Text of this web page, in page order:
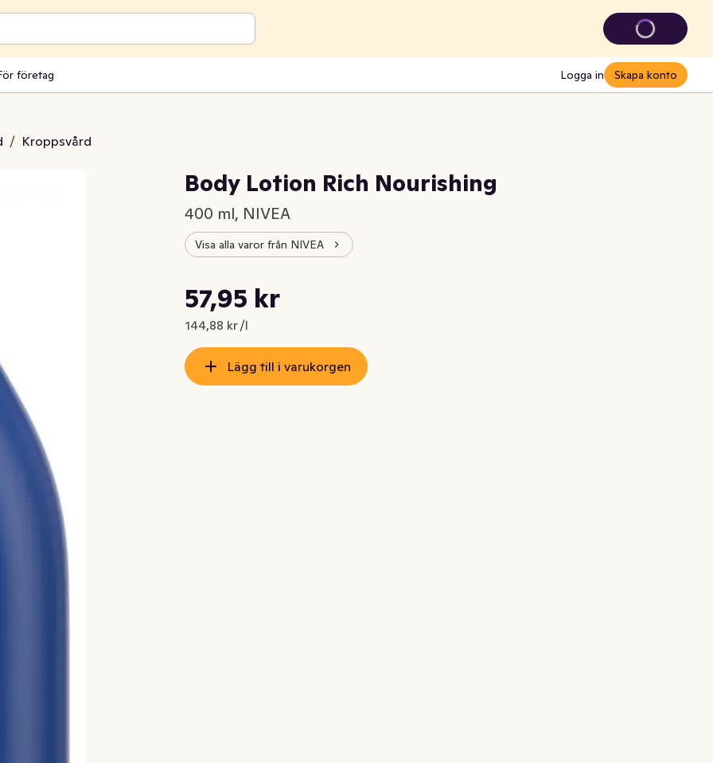
företag Logga in Skapa konto
/ Kroppsvård
Body Lotion Rich Nourishing
400 ml, NIVEA
Visa alla varor från NIVEA
Nuvarande pris är: 57,95 kr
57,95 kr
144,88 kr /l
Styckpris: 144,88 kr /l
Lägg till i varukorgen